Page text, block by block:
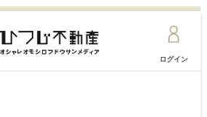
ログイン